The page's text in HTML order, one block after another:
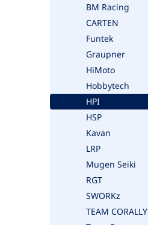
BM Racing
CARTEN
Funtek
Graupner
HiMoto
Hobbytech
HPI
HSP
Kavan
LRP
Mugen Seiki
RGT
SWORKz
TEAM CORALLY